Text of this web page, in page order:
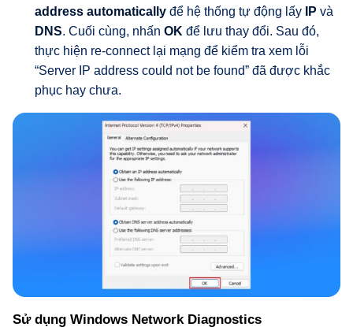
address automatically để hệ thống tự động lấy IP và
DNS. Cuối cùng, nhấn OK để lưu thay đổi. Sau đó,
thực hiện re-connect lại mạng để kiểm tra xem lỗi
“Server IP address could not be found” đã được khắc
phục hay chưa.
Sử dụng Windows Network Diagnostics